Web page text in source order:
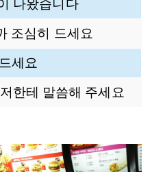
나왔습니다
조심히 드세요
세요
한테 말씀해 주세요